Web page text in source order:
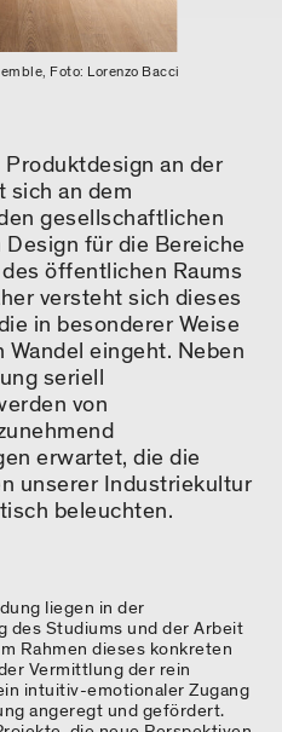
Foto: Lorenzo Bacci
an der
sich an dem
gesellschaftlichen
für die Bereiche
öffentlichen Raums
versteht sich dieses
in besonderer Weise
eingeht. Neben
seriell
von
erwartet, die die
unserer Industriekultur
beleuchten.
liegen in der
des Studiums und der Arbeit
Rahmen dieses konkreten
Vermittlung der rein
intuitiv-emotionaler Zugang
angeregt und gefördert.